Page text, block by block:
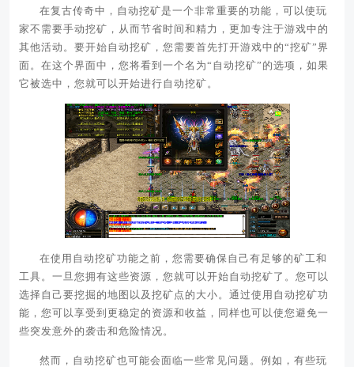
在复古传奇中，自动挖矿是一个非常重要的功能，可以使玩
家不需要手动挖矿，从而节省时间和精力，更加专注于游戏中的
其他活动。要开始自动挖矿，您需要首先打开游戏中的“挖矿”界
面。在这个界面中，您将看到一个名为“自动挖矿”的选项，如果
它被选中，您就可以开始进行自动挖矿。
在使用自动挖矿功能之前，您需要确保自己有足够的矿工和
工具。一旦您拥有这些资源，您就可以开始自动挖矿了。您可以
选择自己要挖掘的地图以及挖矿点的大小。通过使用自动挖矿功
能，您可以享受到更稳定的资源和收益，同样也可以使您避免一
些突发意外的袭击和危险情况。
然而，自动挖矿也可能会面临一些常见问题。例如，有些玩